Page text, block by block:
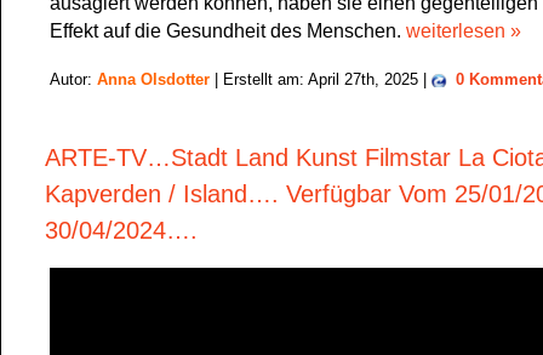
Effekt auf die Gesundheit des Menschen. weiterlesen »
Autor: Anna Olsdotter | Erstellt am: April 27th, 2025 | 0
ARTE-TV…Stadt Land Kunst Filmstar La
Kapverden / Island…. Verfügbar Vom 25/01/
30/04/2024….